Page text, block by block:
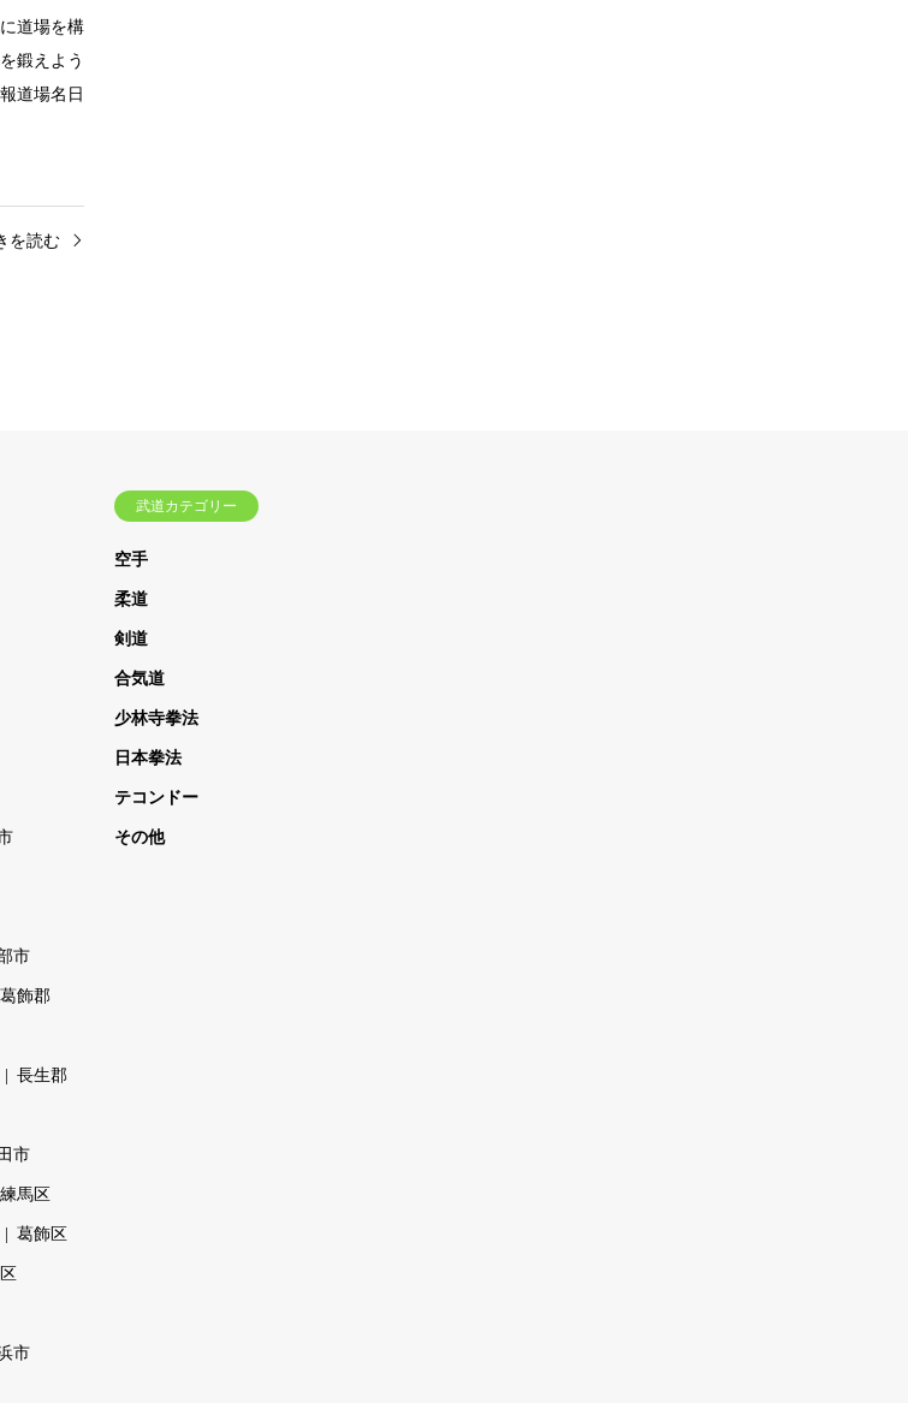
道場を構
鍛えよう
道場名日
を読む
市
飾郡
長生郡
市
練馬区
葛飾区
市
武道カテゴリー
空手
柔道
剣道
合気道
少林寺拳法
日本拳法
テコンドー
その他